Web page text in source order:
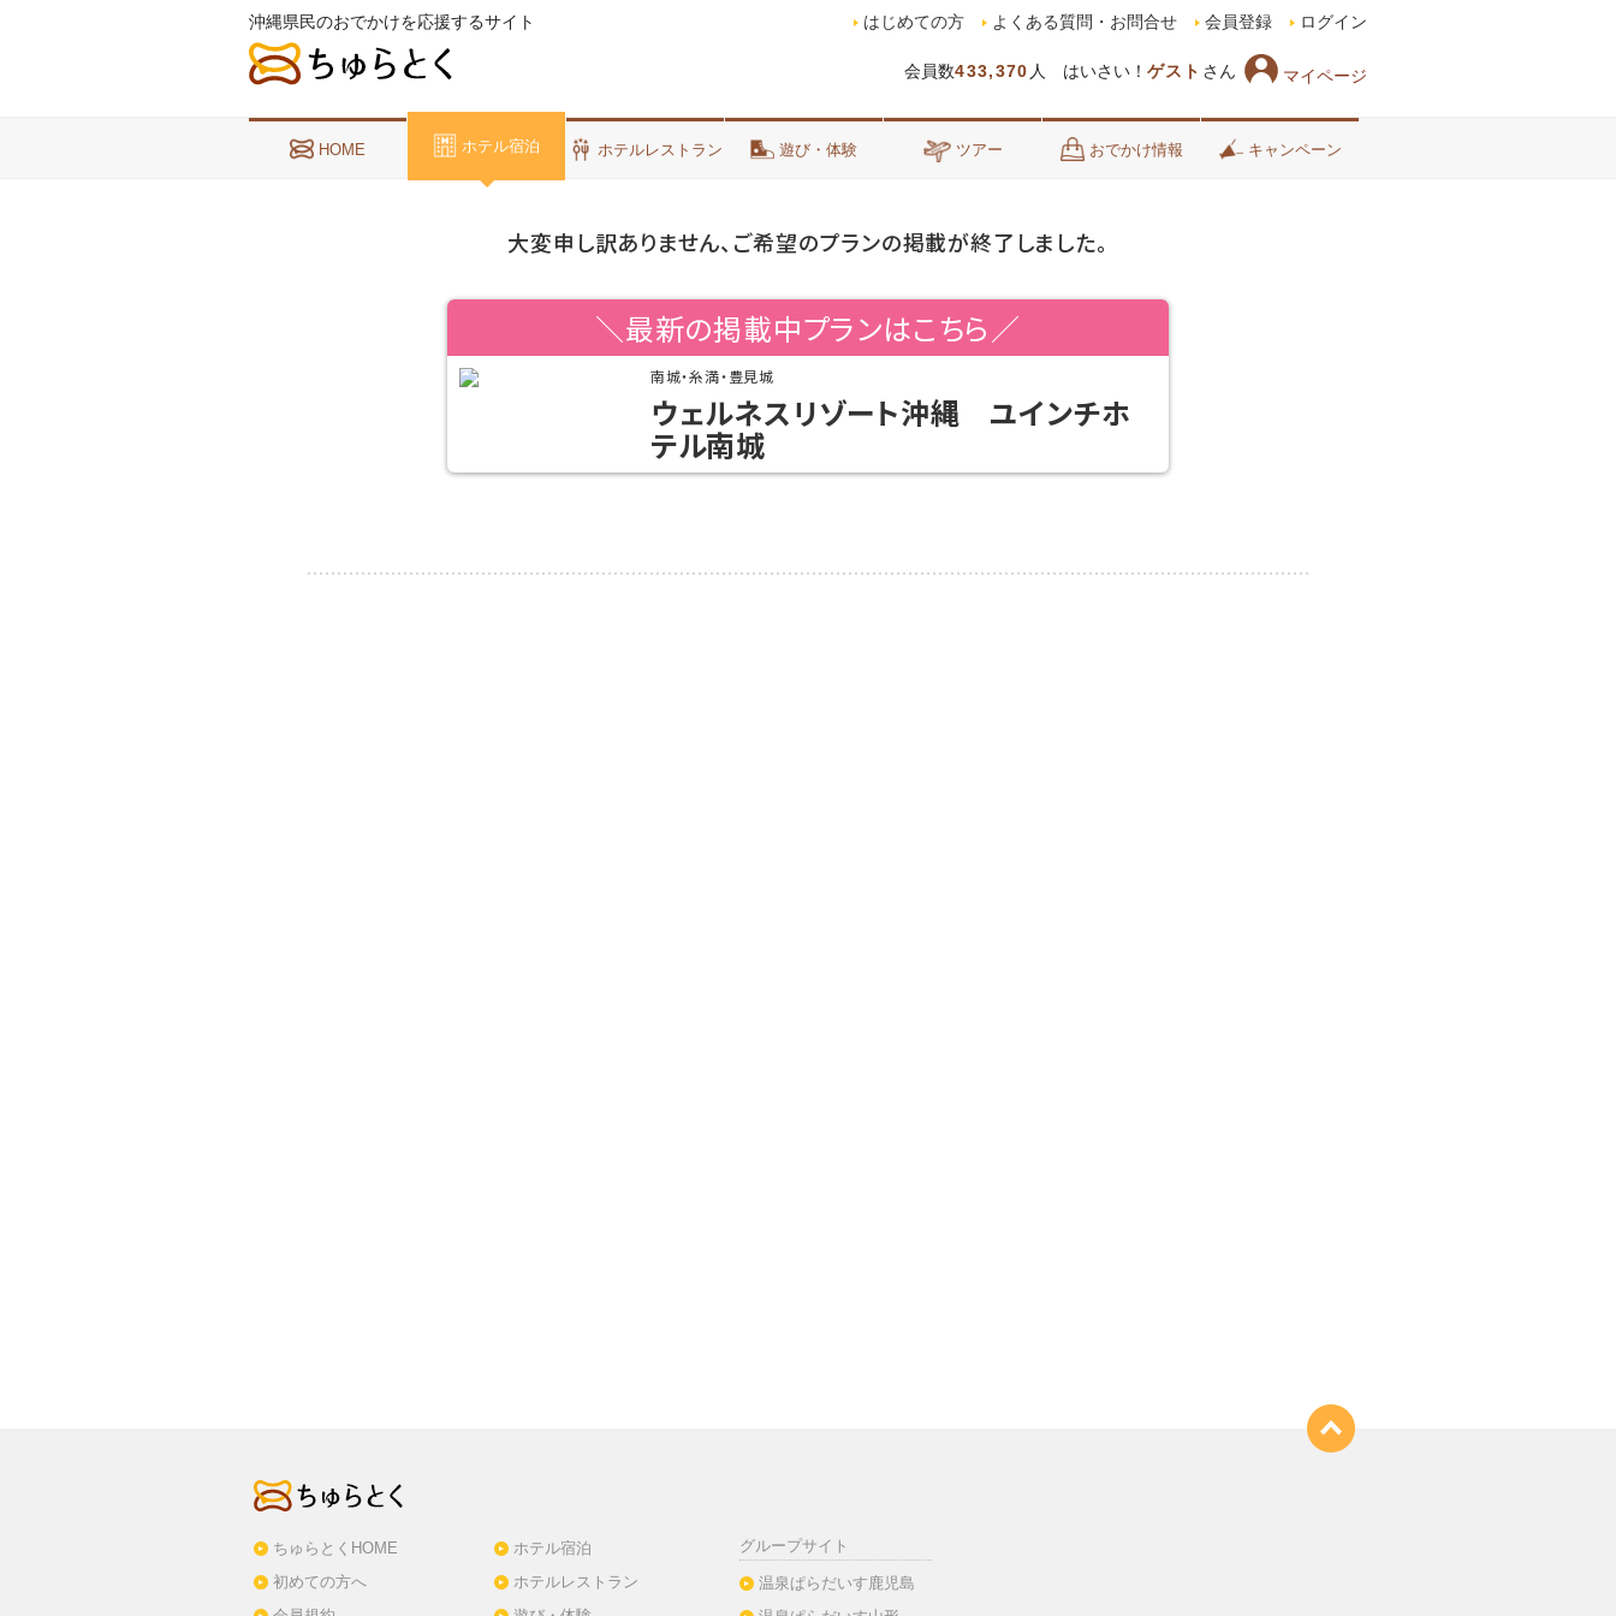
沖縄県民のおでかけを応援するサイト
会員数433,370 人 はいさい！ ゲスト さん マイページ
はじめての方 よくある質問・お問合せ 会員登録 ログイン
HOME ホテル宿泊 ホテルレストラン 遊び・体験 ツアー おでかけ情報 キャンペーン
大変申し訳ありません、ご希望のプランの掲載が終了しました。
＼最新の掲載中プランはこちら／
南城・糸満・豊見城
ウェルネスリゾート沖縄 ユインチホ
テル南城
ちゅらとくHOME
初めての方へ
ホテル宿泊
ホテルレストラン
グループサイト
温泉ぱらだいす鹿児島